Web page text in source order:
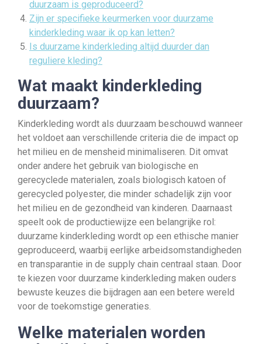
duurzaam is geproduceerd?
Zijn er specifieke keurmerken voor duurzame
kinderkleding waar ik op kan letten?
Is duurzame kinderkleding altijd duurder dan
reguliere kleding?
Wat maakt kinderkleding
duurzaam?
Kinderkleding wordt als duurzaam beschouwd wanneer
het voldoet aan verschillende criteria die de impact op
het milieu en de mensheid minimaliseren. Dit omvat
onder andere het gebruik van biologische en
gerecyclede materialen, zoals biologisch katoen of
gerecycled polyester, die minder schadelijk zijn voor
het milieu en de gezondheid van kinderen. Daarnaast
speelt ook de productiewijze een belangrijke rol:
duurzame kinderkleding wordt op een ethische manier
geproduceerd, waarbij eerlijke arbeidsomstandigheden
en transparantie in de supply chain centraal staan. Door
te kiezen voor duurzame kinderkleding maken ouders
bewuste keuzes die bijdragen aan een betere wereld
voor de toekomstige generaties.
Welke materialen worden